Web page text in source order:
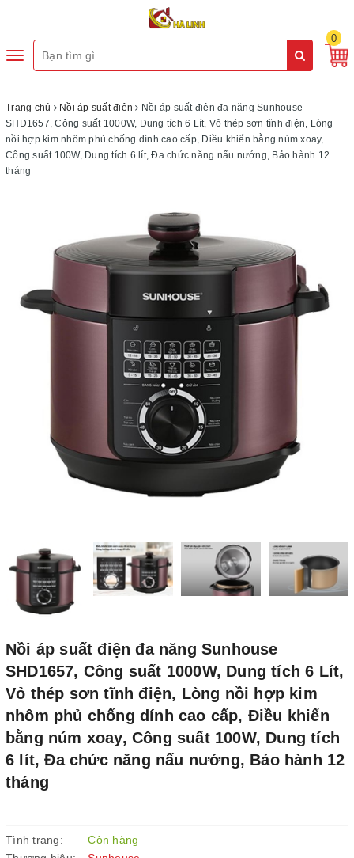
Toggle
0
Trang chủ Nồi áp suất điện
Nồi áp suất điện đa năng Sunhouse
SHD1657, Công suất 1000W, Dung tích 6 Lít, Vỏ thép sơn tĩnh điện, Lòng
nồi hợp kim nhôm phủ chống dính cao cấp, Điều khiển bằng núm xoay,
Công suất 100W, Dung tích 6 lít, Đa chức năng nấu nướng, Bảo hành 12
tháng
Nồi áp suất điện đa năng Sunhouse
SHD1657, Công suất 1000W, Dung tích 6 Lít,
Vỏ thép sơn tĩnh điện, Lòng nồi hợp kim
nhôm phủ chống dính cao cấp, Điều khiển
bằng núm xoay, Công suất 100W, Dung tích
6 lít, Đa chức năng nấu nướng, Bảo hành 12
tháng
Tình trạng:
Còn hàng